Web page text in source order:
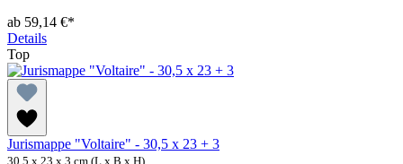
ab 59,14 €*
Details
Top
Jurismappe "Voltaire" - 30,5 x 23 + 3
30.5 x 23 x 3 cm (L x B x H)